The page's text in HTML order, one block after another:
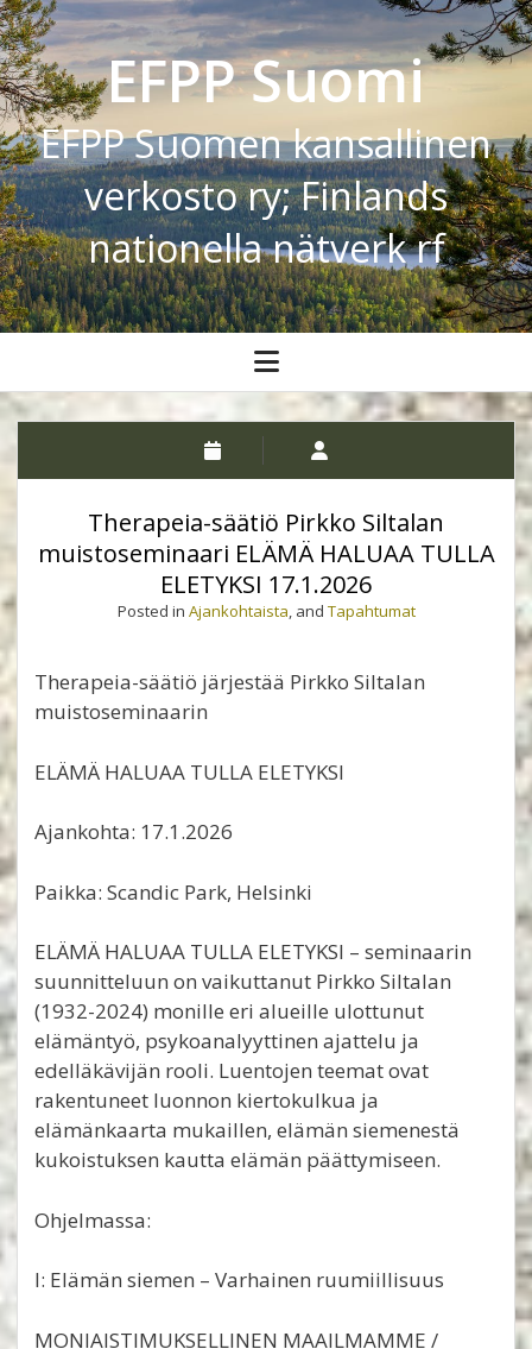
EFPP Suomi
EFPP Suomen kansallinen
verkosto ry; Finlands
nationella nätverk rf
open
menu
Therapeia-säätiö Pirkko Siltalan
muistoseminaari ELÄMÄ HALUAA TULLA
ELETYKSI 17.1.2026
Posted in Ajankohtaista, and Tapahtumat
Therapeia-säätiö järjestää Pirkko Siltalan
muistoseminaarin
ELÄMÄ HALUAA TULLA ELETYKSI
Ajankohta: 17.1.2026
Paikka: Scandic Park, Helsinki
ELÄMÄ HALUAA TULLA ELETYKSI – seminaarin
suunnitteluun on vaikuttanut Pirkko Siltalan
(1932-2024) monille eri alueille ulottunut
elämäntyö, psykoanalyyttinen ajattelu ja
edelläkävijän rooli. Luentojen teemat ovat
rakentuneet luonnon kiertokulkua ja
elämänkaarta mukaillen, elämän siemenestä
kukoistuksen kautta elämän päättymiseen.
Ohjelmassa:
I: Elämän siemen – Varhainen ruumiillisuus
MONIAISTIMUKSELLINEN MAAILMAMME /